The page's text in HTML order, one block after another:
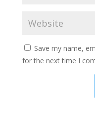
Save my name,
for the next time I